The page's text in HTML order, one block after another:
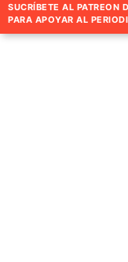
SUCRÍBETE AL PATREON
PARA APOYAR AL